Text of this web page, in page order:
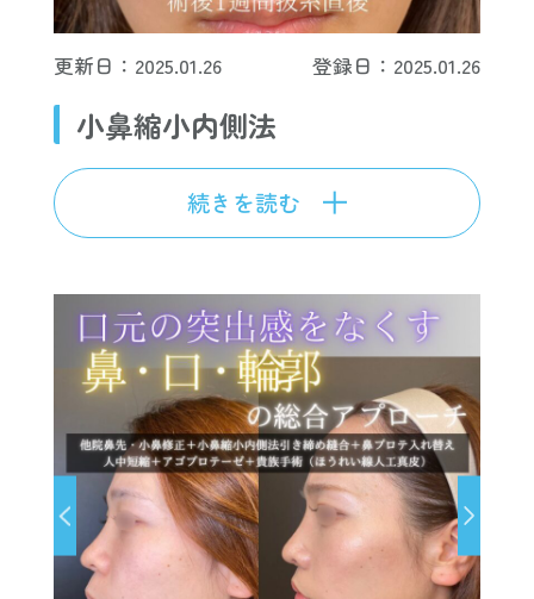
更新日：2025.01.26 登録日：2025.01.26
小鼻縮小内側法
続きを読む